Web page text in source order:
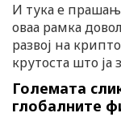
И тука е
оваа рамка
развој на
крутоста што ја
Големата
глобалните